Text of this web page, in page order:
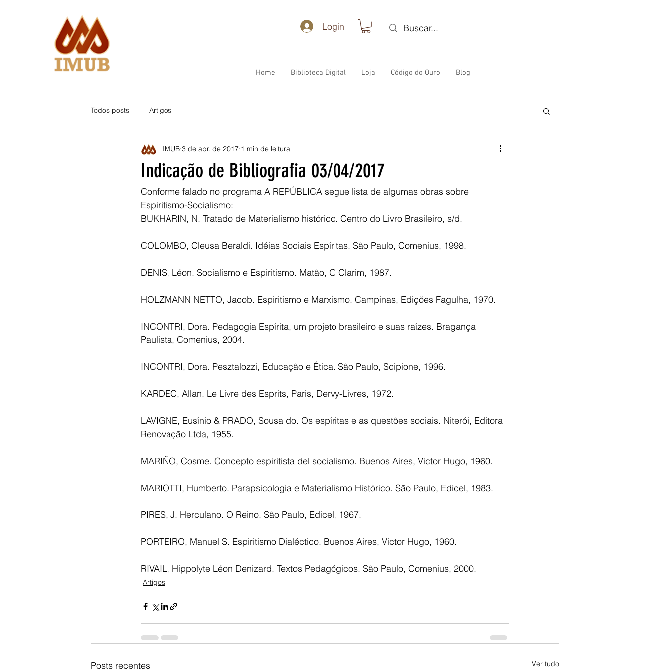
Login
Home Biblioteca Digital Loja Código do Ouro Blog
Todos posts Artigos
Indicação de Bibliografia 03/04/2017
IMUB 3 de abr. de 2017 1 min de leitura
Conforme falado no programa A REPÚBLICA segue lista de algumas obras sobre
Espiritismo-Socialismo:
BUKHARIN, N. Tratado de Materialismo histórico. Centro do Livro Brasileiro, s/d.
COLOMBO, Cleusa Beraldi. Idéias Sociais Espíritas. São Paulo, Comenius, 1998.
DENIS, Léon. Socialismo e Espiritismo. Matão, O Clarim, 1987.
HOLZMANN NETTO, Jacob. Espiritismo e Marxismo. Campinas, Edições Fagulha, 1970.
INCONTRI, Dora. Pedagogia Espírita, um projeto brasileiro e suas raízes. Bragança
Paulista, Comenius, 2004.
INCONTRI, Dora. Pesztalozzi, Educação e Ética. São Paulo, Scipione, 1996.
KARDEC, Allan. Le Livre des Esprits, Paris, Dervy-Livres, 1972.
LAVIGNE, Eusínio & PRADO, Sousa do. Os espíritas e as questões sociais. Niterói, Editora
Renovação Ltda, 1955.
MARIÑO, Cosme. Concepto espiritista del socialismo. Buenos Aires, Victor Hugo, 1960.
MARIOTTI, Humberto. Parapsicologia e Materialismo Histórico. São Paulo, Edicel, 1983.
PIRES, J. Herculano. O Reino. São Paulo, Edicel, 1967.
PORTEIRO, Manuel S. Espiritismo Dialéctico. Buenos Aires, Victor Hugo, 1960.
RIVAIL, Hippolyte Léon Denizard. Textos Pedagógicos. São Paulo, Comenius, 2000.
Artigos
Posts recentes Ver tudo